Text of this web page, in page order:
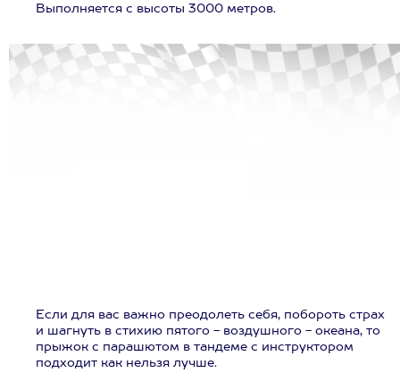
Выполняется с высоты 3000 метров.
Если для вас важно преодолеть себя, побороть страх
и шагнуть в стихию пятого - воздушного - океана, то
прыжок с парашютом в тандеме с инструктором
подходит как нельзя лучше.